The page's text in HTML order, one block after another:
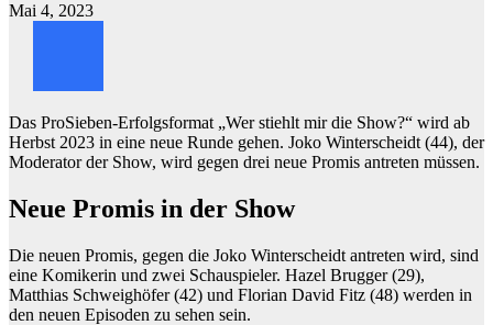
Mai 4, 2023
Das ProSieben-Erfolgsformat „Wer stiehlt mir die Show?“ wird ab
Herbst 2023 in eine neue Runde gehen. Joko Winterscheidt (44), der
Moderator der Show, wird gegen drei neue Promis antreten müssen.
Neue Promis in der Show
Die neuen Promis, gegen die Joko Winterscheidt antreten wird, sind
eine Komikerin und zwei Schauspieler. Hazel Brugger (29),
Matthias Schweighöfer (42) und Florian David Fitz (48) werden in
den neuen Episoden zu sehen sein.